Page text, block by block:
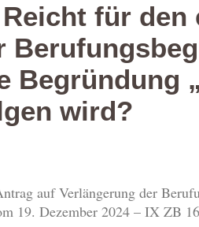
für
Begründung
wird?
auf Verlängerung der
19. Dezember 2024 – IX ZB